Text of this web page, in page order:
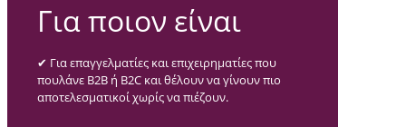
Για ποιον είναι
✔ Για επαγγελματίες και επιχειρηματίες που
πουλάνε B2B ή B2C και θέλουν να γίνουν πιο
αποτελεσματικοί χωρίς να πιέζουν.